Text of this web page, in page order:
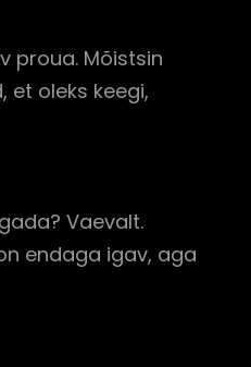
proua. Mõistsin
et oleks keegi,
Vaevalt.
endaga igav, aga